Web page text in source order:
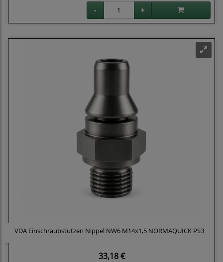
VDA Einschraubstutzen Nippel NW6 M14x1,5 NORMAQUICK PS3
33,18 €